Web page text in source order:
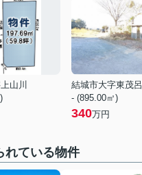
山川
結城市大字東茂呂
- (895.00㎡)
340万円
れている物件